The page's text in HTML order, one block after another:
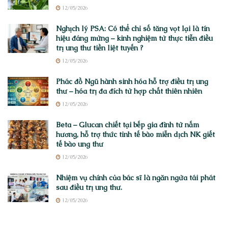
12/05/2026
Nghịch lý PSA: Có thể chỉ số tăng vọt lại là tín
hiệu đáng mừng – kinh nghiệm từ thực tiễn điều
trị ung thư tiền liệt tuyến ?
12/05/2026
Phác đồ Ngũ hành sinh hóa hỗ trợ điều trị ung
thư – hóa trị đa đích từ hợp chất thiên nhiên
12/05/2026
Beta – Glucan chiết tại bếp gia đình từ nấm
hương, hỗ trợ thức tỉnh tế bào miễn dịch NK giết
tế bào ung thư
12/05/2026
Nhiệm vụ chính của bác sĩ là ngăn ngừa tái phát
sau điều trị ung thư.
12/05/2026